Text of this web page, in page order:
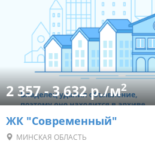
2 357 - 3 632 р./м2
ЖК "Современный"
МИНСКАЯ ОБЛАСТЬ